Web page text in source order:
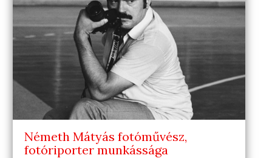
Németh Mátyás fotóművész,
fotóriporter munkássága